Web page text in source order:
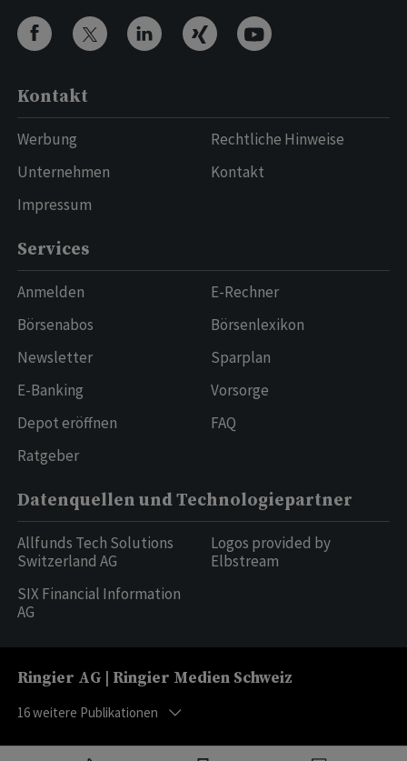
Kontakt
Werbung
Unternehmen
Impressum
Rechtliche Hinweise
Kontakt
Services
Anmelden
Börsenabos
Newsletter
E-Banking
Depot eröffnen
Ratgeber
E-Rechner
Börsenlexikon
Sparplan
Vorsorge
FAQ
Datenquellen und Technologiepartner
Allfunds Tech Solutions
Switzerland AG
SIX Financial Information
AG
Logos provided by
Elbstream
Ringier AG | Ringier Medien Schweiz
16weitere Publikationen